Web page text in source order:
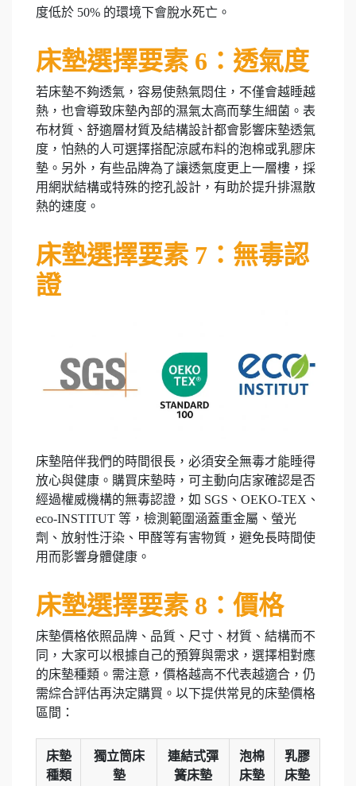
度低於 50% 的環境下會脫水死亡。
床墊選擇要素 6：透氣度
若床墊不夠透氣，容易使熱氣悶住，不僅會越睡越
熱，也會導致床墊內部的濕氣太高而孳生細菌。表
布材質、舒適層材質及結構設計都會影響床墊透氣
度，怕熱的人可選擇搭配涼感布料的泡棉或乳膠床
墊。另外，有些品牌為了讓透氣度更上一層樓，採
用網狀結構或特殊的挖孔設計，有助於提升排濕散
熱的速度。
床墊選擇要素 7：無毒認
證
床墊陪伴我們的時間很長，必須安全無毒才能睡得
放心與健康。購買床墊時，可主動向店家確認是否
經過權威機構的無毒認證，如 SGS、OEKO-TEX、
eco-INSTITUT 等，檢測範圍涵蓋重金屬、螢光
劑、放射性汙染、甲醛等有害物質，避免長時間使
用而影響身體健康。
床墊選擇要素 8：價格
床墊價格依照品牌、品質、尺寸、材質、結構而不
同，大家可以根據自己的預算與需求，選擇相對應
的床墊種類。需注意，價格越高不代表越適合，仍
需綜合評估再決定購買。以下提供常見的床墊價格
區間：
床墊
種類
獨立筒床
墊
連結式彈
簧床墊
泡棉
床墊
乳膠
床墊